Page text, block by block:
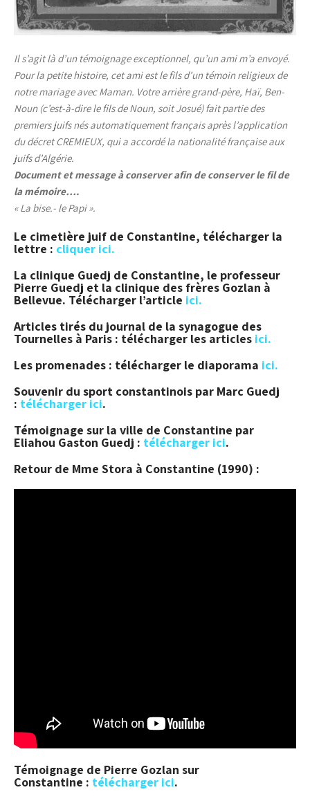
Il s’agit là d’un témoignage exceptionnel, qu’un ami m’a envoyé.
Pour la petite histoire, cet ami est le fils d’un témoin religieux de
notre mariage avec Maman. Votre arrière grand-père, Haï, Ben-
Noun (c’est-à-dire le fils de Noun, soit Josué) fait partie des
premiers juifs nés automatiquement français après l’application
du décret CREMIEUX, qui a accordé la nationalité française aux
juifs d’Algérie.
Document et message à conserver afin de conserver le fil de
la mémoire….
« La bise.- le Papi ».
Le cimetière juif de Constantine, télécharger la
lettre : cliquer ici.
La clinique Guedj de Constantine, le professeur
Pierre Guedj et la clinique des frères Gozlan à
Bellevue. Télécharger l’article ici.
Articles tirés du journal de la synagogue des
Tournelles à Paris : télécharger les articles ici.
Les promenades : télécharger le diaporama ici.
Souvenir du sport constantinois par Marc Guedj
: télécharger ici.
Témoignage sur la ville de Constantine par
Eliahou Gaston Guedj : télécharger ici.
Retour de Mme Stora à Constantine (1990) :
Témoignage de Pierre Gozlan sur
Constantine : télécharger ici.